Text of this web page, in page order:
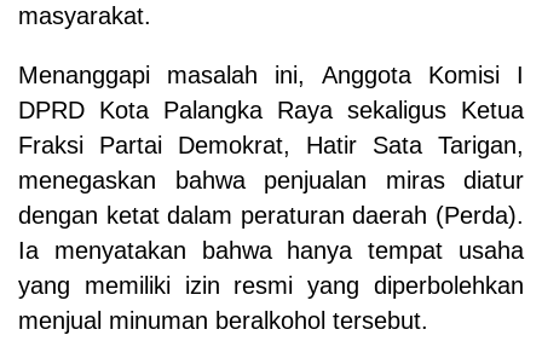
masyarakat.
Menanggapi masalah ini, Anggota Komisi I
DPRD Kota Palangka Raya sekaligus Ketua
Fraksi Partai Demokrat, Hatir Sata Tarigan,
menegaskan bahwa penjualan miras diatur
dengan ketat dalam peraturan daerah (Perda).
Ia menyatakan bahwa hanya tempat usaha
yang memiliki izin resmi yang diperbolehkan
menjual minuman beralkohol tersebut.